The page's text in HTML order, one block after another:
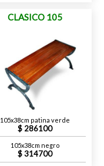
CLASICO 105
105x38cm patina verde
286100
105x38cm negro
314700